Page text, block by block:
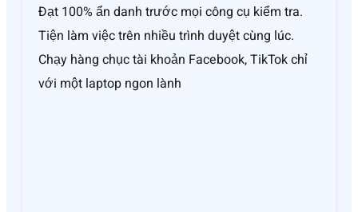
Đạt 100% ẩn danh trước mọi công cụ kiểm tra.
Tiện làm việc trên nhiều trình duyệt cùng lúc.
Chạy hàng chục tài khoản Facebook, TikTok chỉ
với một laptop ngon lành